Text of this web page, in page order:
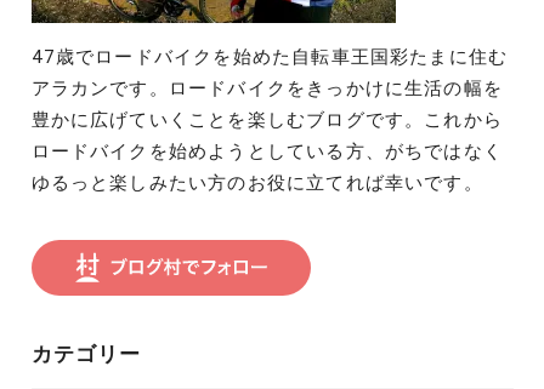
47歳でロードバイクを始めた自転車王国彩たまに住む
アラカンです。ロードバイクをきっかけに生活の幅を
豊かに広げていくことを楽しむブログです。これから
ロードバイクを始めようとしている方、がちではなく
ゆるっと楽しみたい方のお役に立てれば幸いです。
カテゴリー